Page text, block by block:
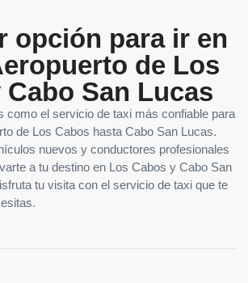
opción para ir en
de Los
Cabo San Lucas
como el servicio de taxi más confiable para
de Los Cabos hasta Cabo San Lucas.
nuevos y conductores profesionales
a tu destino en Los Cabos y Cabo San
tu visita con el servicio de taxi que te